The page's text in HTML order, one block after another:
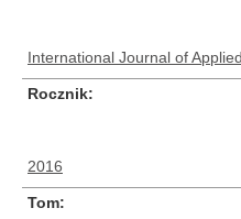
International Journal of
Rocznik
2016
Tom